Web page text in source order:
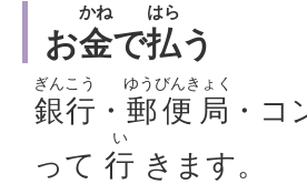
お金
かね
で払
はら
う
銀行
ぎんこう
・ 郵便局
ゆうびんきょく
・コ
って 行
い
きます。